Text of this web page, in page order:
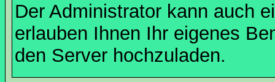
Der Administrator kann auch
erlauben Ihnen Ihr eigenes
den Server hochzuladen.